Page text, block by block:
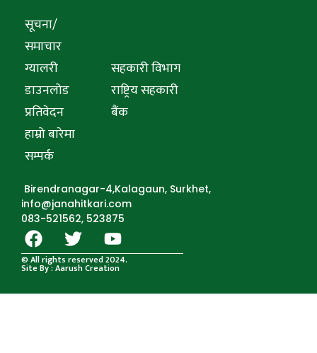
सूचना/
समाचार
ग्यालरी
डाउनलोड
प्रतिवेदन
हाम्रो बारेमा
सम्पर्क
सहकारी विभाग
राष्ट्रिय सहकारी
बैंक
Birendranagar-4,Kalagaun, Surkhet,
info@janahitkari.com
083-521562, 523875
© All rights reserved 2024.
Site By : Aarush Creation